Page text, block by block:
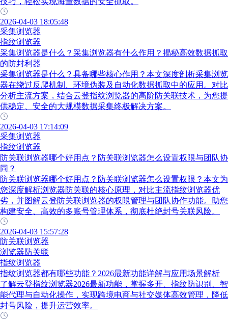
2026-04-03 18:05:48
采集浏览器
指纹浏览器
采集浏览器是什么？采集浏览器有什么作用？揭秘高效数据抓取
的防封利器
采集浏览器是什么？具备哪些核心作用？本文深度剖析采集浏览
器在绕过反爬机制、环境伪装及自动化数据抓取中的应用。对比
分析主流方案，结合云登指纹浏览器的高阶防关联技术，为您提
供稳定、安全的大规模数据采集终极解决方案。
2026-04-03 17:14:09
采集浏览器
指纹浏览器
防关联浏览器哪个好用点？防关联浏览器怎么设置权限与团队协
同？
防关联浏览器哪个好用点？防关联浏览器怎么设置权限？本文为
您深度解析浏览器防关联的核心原理，对比主流指纹浏览器优
劣，并图解云登防关联浏览器的权限管理与团队协作功能。助您
构建安全、高效的多账号管理体系，彻底杜绝封号关联风险。
2026-04-03 15:57:28
防关联浏览器
浏览器防关联
指纹浏览器
指纹浏览器都有哪些功能？2026最新功能详解与应用场景解析
了解云登指纹浏览器2026最新功能，掌握多开、指纹防识别、智
能代理与自动化操作，实现跨境电商与社交媒体高效管理，降低
封号风险，提升运营效率。